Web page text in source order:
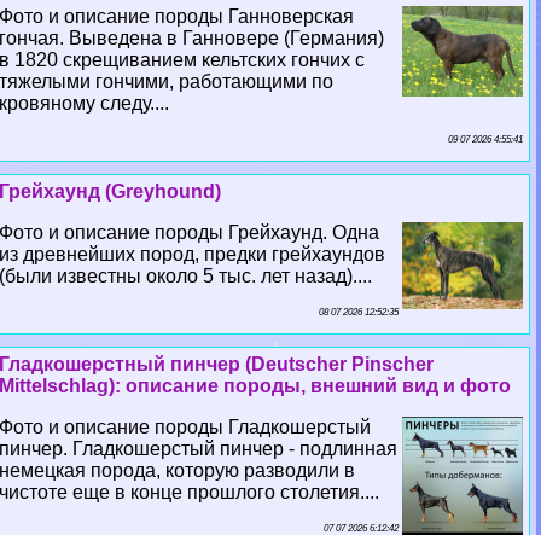
Фото и описание породы Ганноверская
гончая. Выведена в Ганновере (Германия)
в 1820 скрещиванием кельтских гончих с
тяжелыми гончими, работающими по
кровяному следу....
09 07 2026 4:55:41
Грейхаунд (Greyhound)
Фото и описание породы Грейхаунд. Одна
из древнейших пород, предки грейхаундов
(были известны около 5 тыс. лет назад)....
08 07 2026 12:52:35
Гладкошерстный пинчер (Deutscher Pinscher
Mittelschlag): описание породы, внешний вид и фото
Фото и описание породы Гладкошерстый
пинчер. Гладкошерстый пинчер - подлинная
немецкая порода, которую разводили в
чистоте еще в конце прошлого столетия....
07 07 2026 6:12:42